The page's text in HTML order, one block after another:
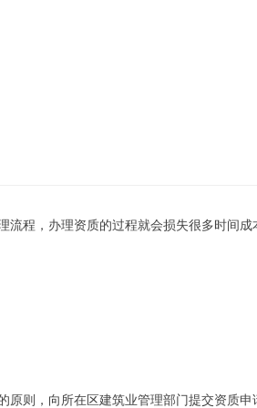
程，办理资质的过程就会损失很多时间
则，向所在区建筑业管理部门提交资质